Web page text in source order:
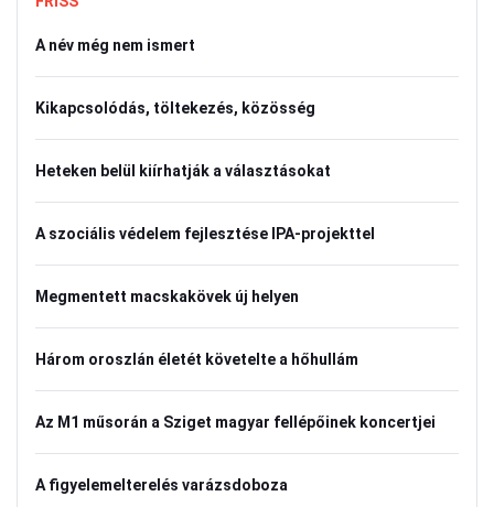
A név még nem ismert
Kikapcsolódás, töltekezés, közösség
Heteken belül kiírhatják a választásokat
A szociális védelem fejlesztése IPA-projekttel
Megmentett macskakövek új helyen
Három oroszlán életét követelte a hőhullám
Az M1 műsorán a Sziget magyar fellépőinek koncertjei
A figyelemelterelés varázsdoboza